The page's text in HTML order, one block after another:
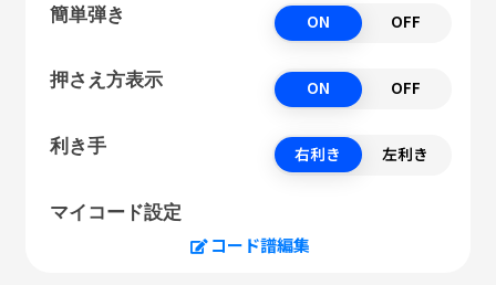
簡単弾き ON OFF
押さえ方表示 ON OFF
利き手 右利き 左利き
マイコード設定
コード譜編集